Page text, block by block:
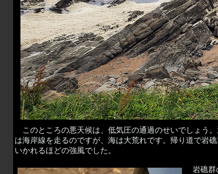
このところの悪天候は、低気圧の通過のせいでしょう
は海岸線を走るのですが、海は大荒れです。帰り道で岩
いかれるほどの強風でした。
岩礁群